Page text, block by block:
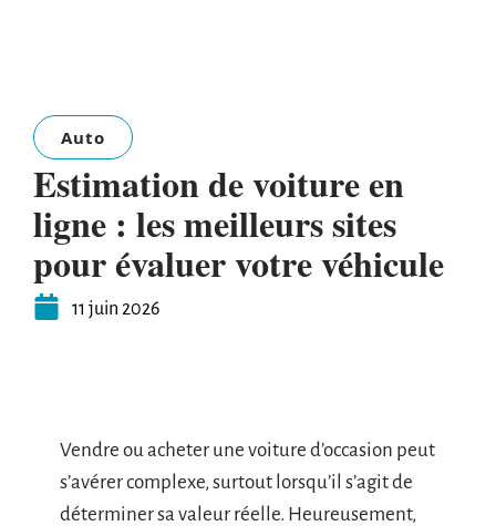
Auto
Estimation de voiture en
ligne : les meilleurs sites
pour évaluer votre véhicule
11 juin 2026
Vendre ou acheter une voiture d’occasion peut
s’avérer complexe, surtout lorsqu’il s’agit de
déterminer sa valeur réelle. Heureusement,